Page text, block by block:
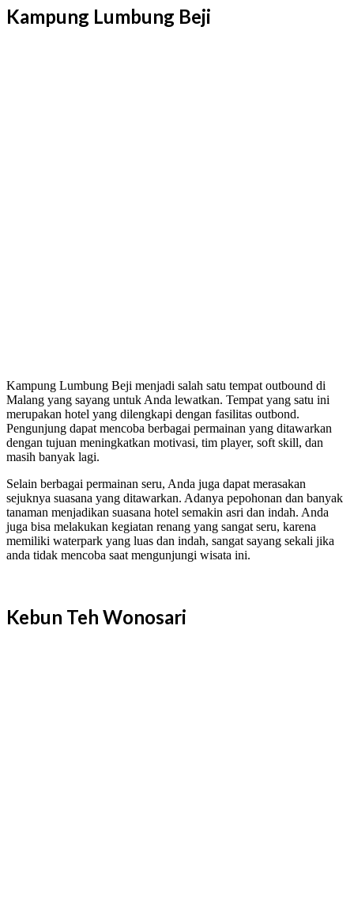
Kampung Lumbung Beji
Kampung Lumbung Beji menjadi salah satu tempat outbound di
Malang yang sayang untuk Anda lewatkan. Tempat yang satu ini
merupakan hotel yang dilengkapi dengan fasilitas outbond.
Pengunjung dapat mencoba berbagai permainan yang ditawarkan
dengan tujuan meningkatkan motivasi, tim player, soft skill, dan
masih banyak lagi.
Selain berbagai permainan seru, Anda juga dapat merasakan
sejuknya suasana yang ditawarkan. Adanya pepohonan dan banyak
tanaman menjadikan suasana hotel semakin asri dan indah. Anda
juga bisa melakukan kegiatan renang yang sangat seru, karena
memiliki waterpark yang luas dan indah, sangat sayang sekali jika
anda tidak mencoba saat mengunjungi wisata ini.
Kebun Teh Wonosari